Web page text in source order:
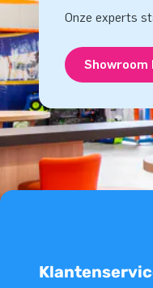
Onze experts
Showroom